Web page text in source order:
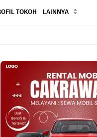
TOKOH LAINNYA